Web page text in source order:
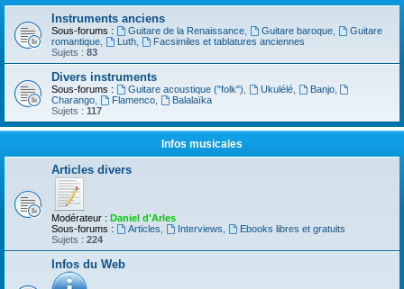
Instruments anciens
Sous-forums : Guitare de la Renaissance, Guitare baroque,
Guitare
romantique
Luth,
Facsimiles et tablatures anciennes
Sujets : 83
Divers instruments
Sous-forums : Guitare acoustique ("folk") Ukulélé, Banjo,
Charango
Flamenco,
Balalaïka
Sujets : 117
Infos musicales
Articles divers
Modérateur : Daniel d'Arles
Sous-forums :
Articles Interviews
Ebooks libres et gratuits
Sujets : 224
Infos du Web